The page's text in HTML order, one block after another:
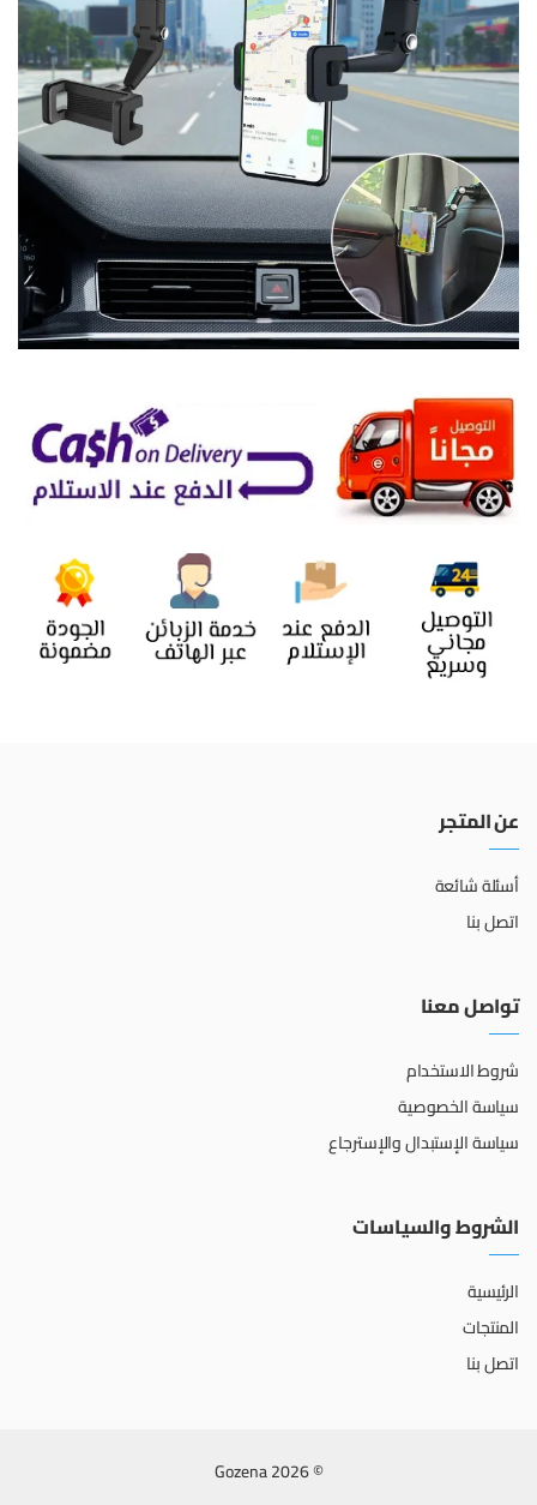
عن المتجر
أسئلة شائعة
اتصل بنا
تواصل معنا
شروط الاستخدام
سياسة الخصوصية
سياسة الإستبدال والإسترجاع
الشروط والسياسات
الرئيسية
المنتجات
اتصل بنا
© 2026 Gozena